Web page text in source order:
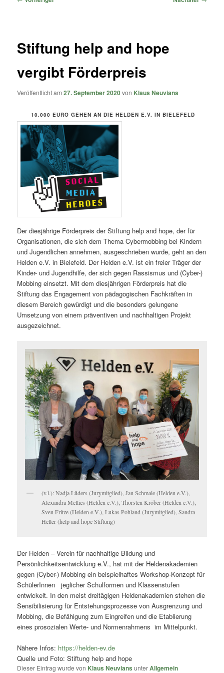
Stiftung help and hope
vergibt Förderpreis
Veröffentlicht am27. September 2020von Klaus Neuvians
10.000 EURO GEHEN AN DIE HELDEN E.V. IN BIELEFELD
Der diesjährige Förderpreis der Stiftung help and hope, der für
Organisationen, die sich dem Thema Cybermobbing bei Kindern
und Jugendlichen annehmen, ausgeschrieben wurde, geht an den
Helden e.V. in Bielefeld. Der Helden e.V. ist ein freier Träger der
Kinder- und Jugendhilfe, der sich gegen Rassismus und (Cyber-)
Mobbing einsetzt. Mit dem diesjährigen Förderpreis hat die
Stiftung das Engagement von pädagogischen Fachkräften in
diesem Bereich gewürdigt und die besonders gelungene
Umsetzung von einem präventiven und nachhaltigen Projekt
ausgezeichnet.
(v.l.): Nadja Lüders (Jurymitglied), Jan Schmale (Helden e.V.),
Alexandra Mellies (Helden e.V.), Thorsten Kröber (Helden e.V.),
Sven Fritze (Helden e.V.), Lukas Pohland (Jurymitglied), Sandra
Heller (help and hope Stiftung)
Der Helden – Verein für nachhaltige Bildung und
Persönlichkeitsentwicklung e.V., hat mit der Heldenakademien
gegen (Cyber-) Mobbing ein beispielhaftes Workshop-Konzept für
SchülerInnen jeglicher Schulformen und Klassenstufen
entwickelt. In den meist dreitägigen Heldenakademien stehen die
Sensibilisierung für Entstehungsprozesse von Ausgrenzung und
Mobbing, die Befähigung zum Eingreifen und die Etablierung
eines prosozialen Werte- und Normenrahmens im Mittelpunkt.
Nähere Infos: https://helden-ev.de
Quelle und Foto: Stiftung help and hope
Dieser Eintrag wurde von Klaus Neuvians unterAllgemein